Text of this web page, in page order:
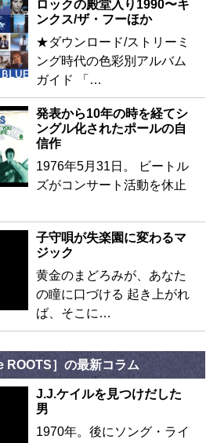
ロックの殿堂入り1990〜キ
ンクス/ザ・フーほか
★ダウンロード/ストリーミ
ング時代の色彩別アルバム
ガイド 「…
発表から10年の時を経てシ
ングル化されたポールの自
信作
1976年5月31日。 ビートル
ズがコンサート活動を休止
子守唄が失楽園に変わるマ
ジック
黄金のまどろみが、あなた
の瞳に口づける 起き上がれ
ば、そこに…
ROOTS］の最新コラム
J.J.ケイルを見つけだした
男
1970年。後にソング・ライ